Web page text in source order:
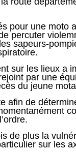
pour une moto
percuter
sapeurs-
sur les lieux a
par une
du jeune
afin de
de plus la
sur les